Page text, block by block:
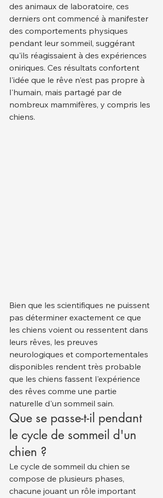
des animaux de laboratoire, ces
derniers ont commencé à manifester
des comportements physiques
pendant leur sommeil, suggérant
qu'ils réagissaient à des expériences
oniriques. Ces résultats confortent
l'idée que le rêve n'est pas propre à
l'humain, mais partagé par de
nombreux mammifères, y compris les
chiens.
Bien que les scientifiques ne puissent
pas déterminer exactement ce que
les chiens voient ou ressentent dans
leurs rêves, les preuves
neurologiques et comportementales
disponibles rendent très probable
que les chiens fassent l'expérience
des rêves comme une partie
naturelle d'un sommeil sain.
Que se passe-t-il pendant
le cycle de sommeil d'un
chien ?
Le cycle de sommeil du chien se
compose de plusieurs phases,
chacune jouant un rôle important